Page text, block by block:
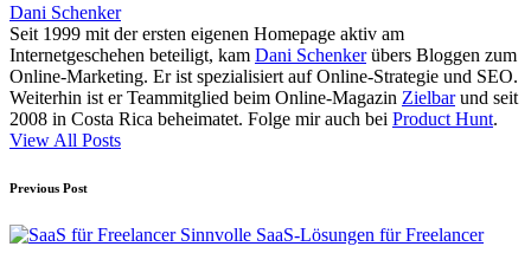
Dani Schenker
Seit 1999 mit der ersten eigenen Homepage aktiv am
Internetgeschehen beteiligt, kam Dani Schenkerübers Bloggen zum
Online-Marketing. Er ist spezialisiert auf Online-Strategie und SEO.
Weiterhin ist er Teammitglied beim Online-Magazin Zielbarund seit
2008 in Costa Rica beheimatet. Folge mir auch bei Product Hunt.
View All Posts
Post
navigation
Previous Post
Sinnvolle SaaS-Lösungen für Freelancer